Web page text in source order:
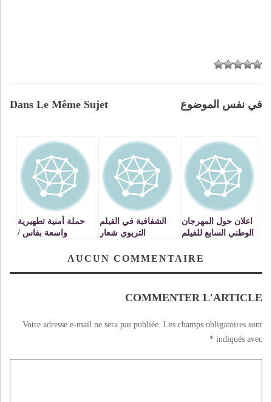
Dans Le Même Sujet في نفس الموضوع
اعلان حول المهرجان
الوطني السابع للفيلم
بالمملكة المغربية
الشفافية في الفيلم
التربوي شعار
حملة أمنية تطهيرية
واسعة بفاس /
في ظرف اسبوعينAUCUN COMMENTAIRE
COMMENTER L'ARTICLE
Votre adresse e-mail ne sera pas publiée. Les champs obligatoires sont
indiqués avec
*